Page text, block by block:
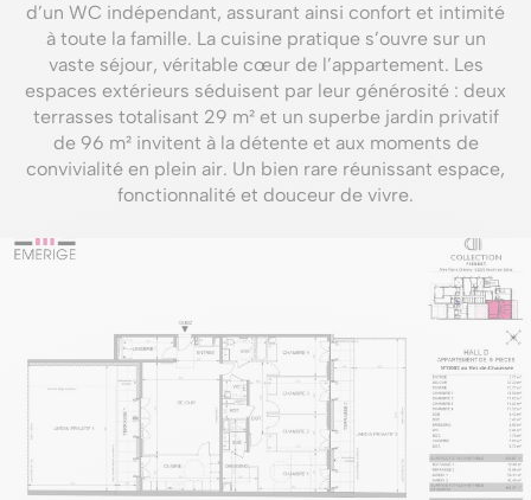
d’un WC indépendant, assurant ainsi confort et intimité
à toute la famille. La cuisine pratique s’ouvre sur un
vaste séjour, véritable cœur de l’appartement. Les
espaces extérieurs séduisent par leur générosité : deux
terrasses totalisant 29 m² et un superbe jardin privatif
de 96 m² invitent à la détente et aux moments de
convivialité en plein air. Un bien rare réunissant espace,
fonctionnalité et douceur de vivre.